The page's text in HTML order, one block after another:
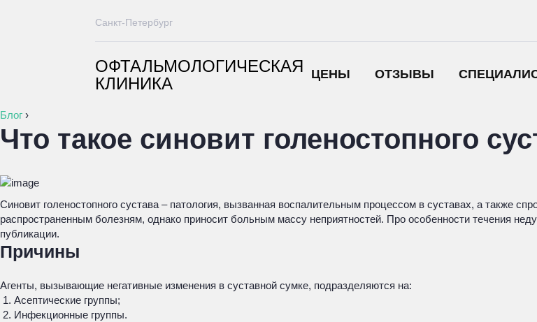
ОФТАЛЬМОЛОГИЧЕСКАЯ
КЛИНИКА
ЦЕНЫ ОТЗЫВЫ
Санкт-Петербург
Блог ›
Что такое синовит голеностопного
Синовит голеностопного сустава – патология, вызванная воспалительным процессом в суставах, а также
распространенным болезням, однако приносит больным массу неприятностей. Про особенности течения
публикации.
Причины
Агенты, вызывающие негативные изменения в суставной сумке, подразделяются на:
Асептические группы;
Инфекционные группы.